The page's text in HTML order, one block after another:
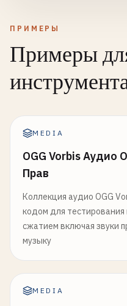
ПРИМЕРЫ
Примеры
MEDIA
OGG Vorbis Аудио
Прав
Коллекция аудио OGG
кодом для тестирования
сжатием включая звуки
музыку
MEDIA